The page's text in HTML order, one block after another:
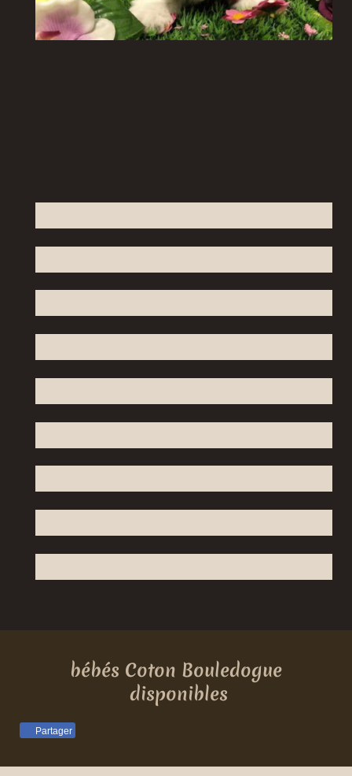
bébés Coton Bouledogue
disponibles
Partager